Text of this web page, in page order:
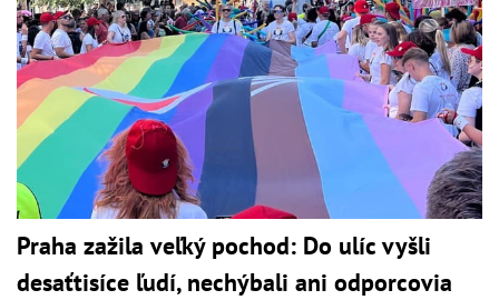
Praha zažila veľký pochod: Do ulíc vyšli
desaťtisíce ľudí, nechýbali ani odporcovia